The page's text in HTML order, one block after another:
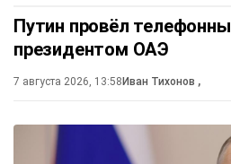
Путин провёл
президентом ОАЭ
7 августа 2026, 13:58 Иван Тихонов ,